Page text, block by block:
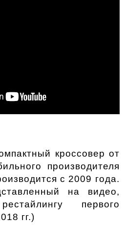
кроссовер от
производителя
с 2009 года.
на видео,
первого
гг.)